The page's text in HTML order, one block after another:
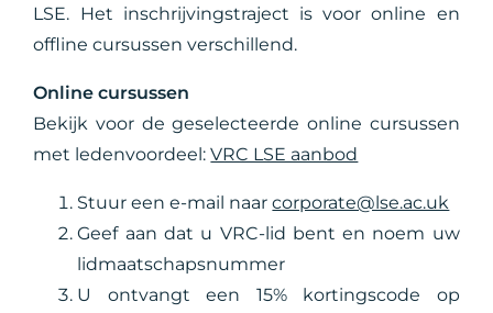
LSE. Het inschrijvingstraject is voor online en
offline cursussen verschillend.
Online cursussen
Bekijk voor de geselecteerde online cursussen
met ledenvoordeel:VRC LSE aanbod
Stuur een e-mail naarcorporate@lse.ac.uk
Geef aan dat u VRC-lid bent en noem uw
lidmaatschapsnummer
U ontvangt een 15% kortingscode op